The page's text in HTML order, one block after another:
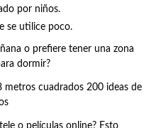
por niños.
se utilice poco.
o prefiere tener una zona
dormir?
o películas online? Esto